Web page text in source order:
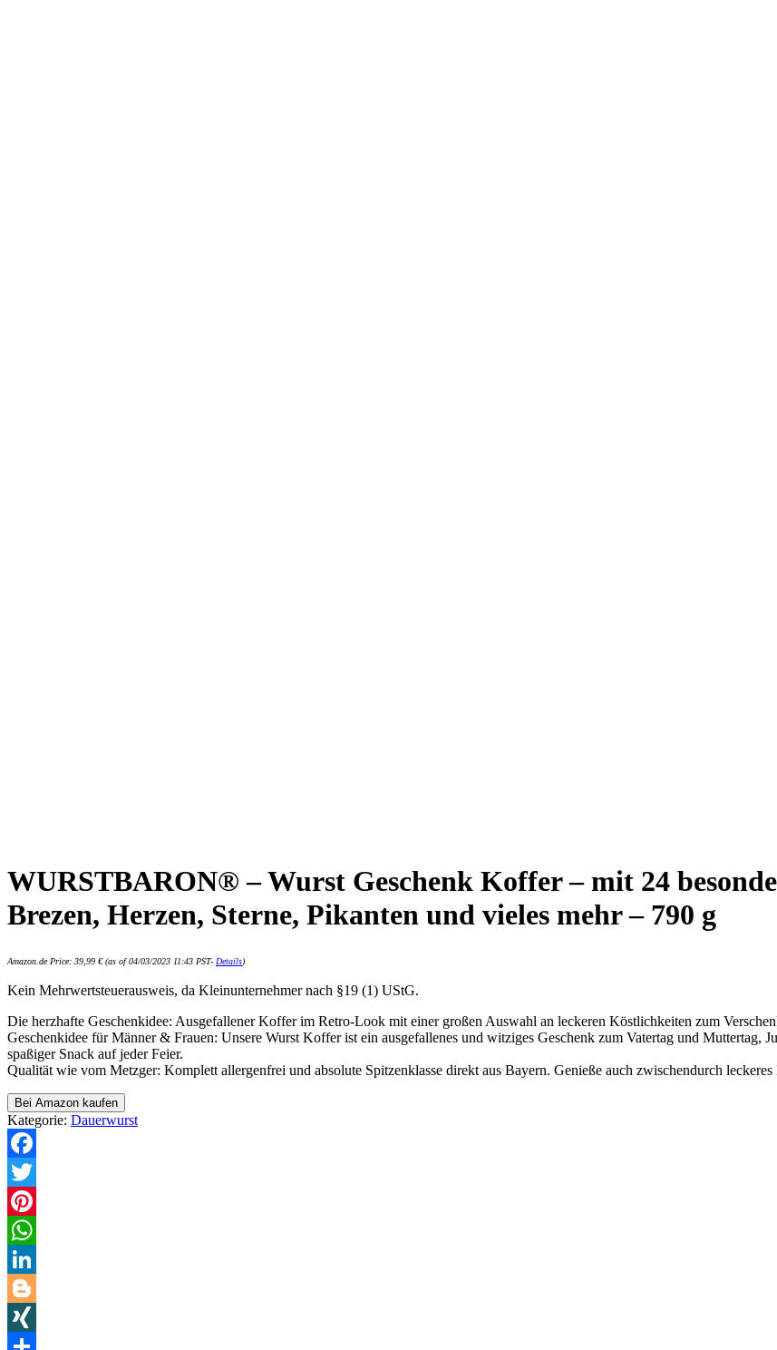
WURSTBARON® – Wurst Geschenk Koffer – mit 24
Brezen, Herzen, Sterne, Pikanten und vieles mehr – 790 g
Amazon.de Price: 39,99 €(as of 04/03/2023 11:43 PST- Details)
Kein Mehrwertsteuerausweis, da Kleinunternehmer nach §19 (1) UStG.
Die herzhafte Geschenkidee: Ausgefallener Koffer im Retro-Look mit einer großen Auswahl an leckeren Köstlichkeiten zum
Geschenkidee für Männer & Frauen: Unsere Wurst Koffer ist ein ausgefallenes und witziges Geschenk zum Vatertag und Muttertag,
spaßiger Snack auf jeder Feier.
Qualität wie vom Metzger: Komplett allergenfrei und absolute Spitzenklasse direkt aus Bayern. Genieße auch zwischendurch
Bei Amazon kaufen
Kategorie: Dauerwurst
Facebook
Twitter
Pinterest
WhatsApp
LinkedIn
Blogger
XING